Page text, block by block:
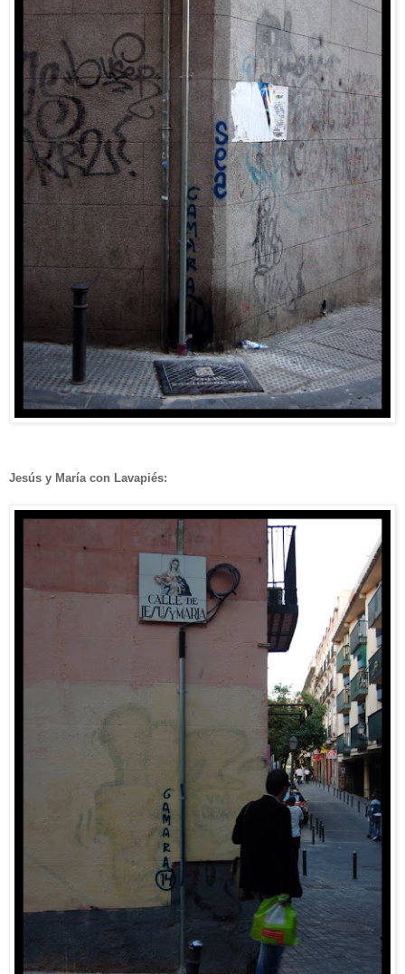
Jesús y María con Lavapiés: